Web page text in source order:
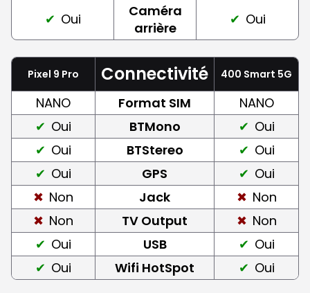
Oui
Caméra
arrière
Oui
Pixel 9 Pro Connectivité 400 Smart 5G
NANO Format SIM
NANO
Oui
BTMono
Oui
Oui
BTStereo
Oui
Oui
GPS
Oui
Non
Jack
Non
Non
TV Output
Non
Oui
USB
Oui
Oui
Wifi HotSpot Oui